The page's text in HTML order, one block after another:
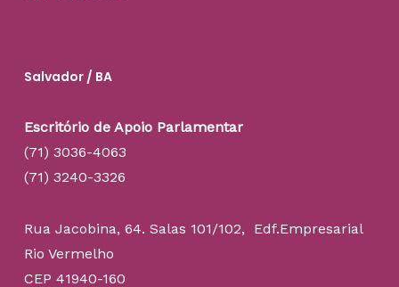
Salvador / BA
Escritório de Apoio Parlamentar
(71) 3036-4063
(71) 3240-3326
Rua Jacobina, 64. Salas 101/102, Edf.Empresarial
Rio Vermelho
CEP 41940-160